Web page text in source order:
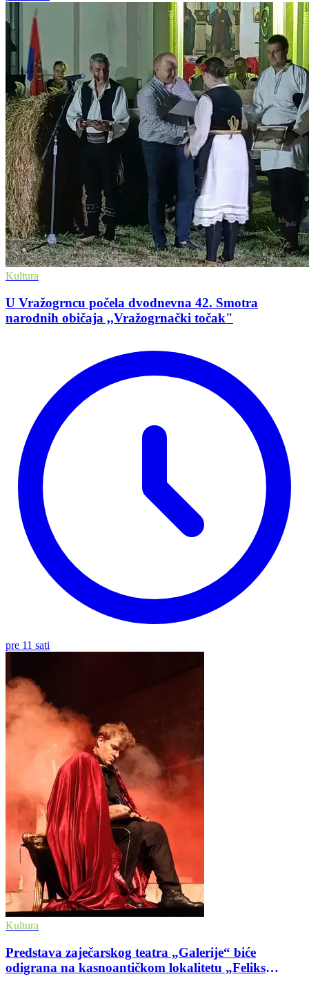
Kultura
U Vražogrncu počela dvodnevna 42. Smotra
narodnih običaja ,,Vražogrnački točak"
pre 11 sati
Kultura
Predstava zaječarskog teatra „Galerije“ biće
odigrana na kasnoantičkom lokalitetu „Feliks